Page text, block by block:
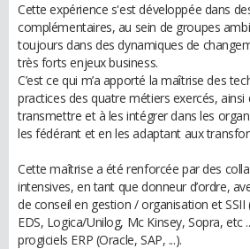
Cette expérience s'est développée dans
complémentaires, au sein de groupes
toujours dans des dynamiques de
très forts enjeux business.
C’est ce qui m’a apporté la maîtrise des
practices des quatre métiers exercés, ainsi
transmettre et à les intégrer dans les
les fédérant et en les adaptant aux
Cette maîtrise a été renforcée par des
intensives, en tant que donneur d’ordre,
de conseil en gestion / organisation et SSII
EDS, Logica/Unilog, Mc Kinsey, Sopra, etc
progiciels ERP (Oracle, SAP, ...).